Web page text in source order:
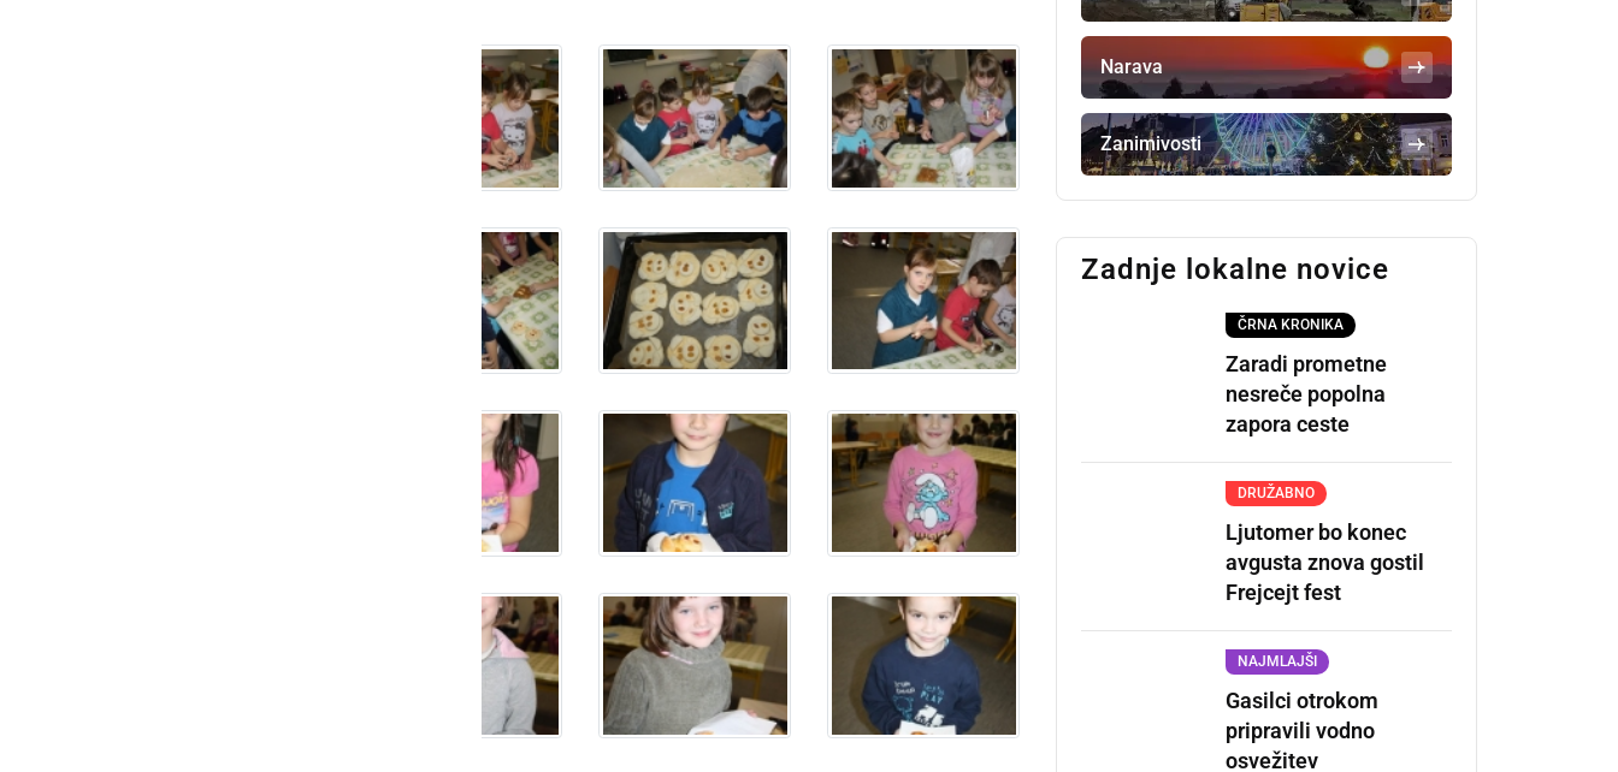
Narava
Zanimivosti
Zadnje lokalne novice
ČRNA KRONIKA
Zaradi prometne
nesreče popolna
zapora ceste
DRUŽABNO
Ljutomer bo konec
avgusta znova gostil
Frejcejt fest
NAJMLAJŠI
Gasilci otrokom
pripravili vodno
osvežitev